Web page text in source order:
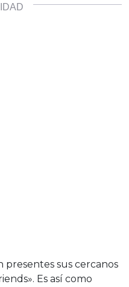
presentes sus cercanos
Es así como